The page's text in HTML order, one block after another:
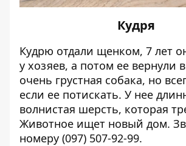
Кудря
Кудрю отдали щенком, 7 лет
у хозяев, а потом ее вернули
очень грустная собака, но
если ее потискать. У нее
волнистая шерсть, которая
Животное ищет новый дом.
номеру (097) 507-92-99.